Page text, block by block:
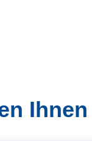
Ihnen